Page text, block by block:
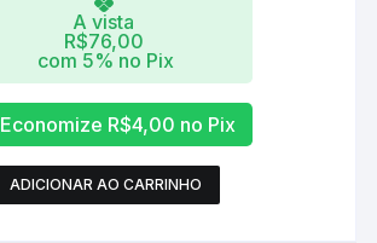
A vista
R$76,00
com 5% no Pix
Economize R$4,00 no Pix
ADICIONAR AO CARRINHO